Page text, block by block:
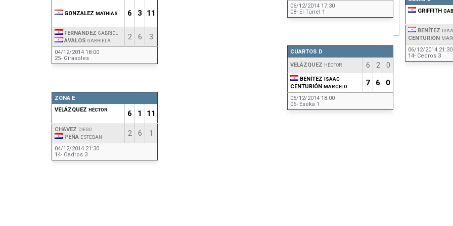
GONZALEZ MATHIAS 6 3 11
FERNÁNDEZ GABRIEL
AVALOS GABRIELA 2 6 3
04/12/2014 18:00
25- Girasoles
ZONA E
VELÁZQUEZ HÉCTOR 6 1 11
CHAVEZ DIEGO
PEÑA ESTEBAN 2 6 1
04/12/2014 21:30
14- Cedros 3
06/12/2014 17:30
08- El Túnel 1
CUARTOS D
VELÁZQUEZ HÉCTOR 6 2 0
BENÍTEZ ISAAC
CENTURIÓN MARCELO 7 6 0
05/12/2014 18:00
06- Eseka 1
GRIFFITH
BENÍTEZ
CENTURIÓN
06/12/2014 21:30
14- Cedros 3